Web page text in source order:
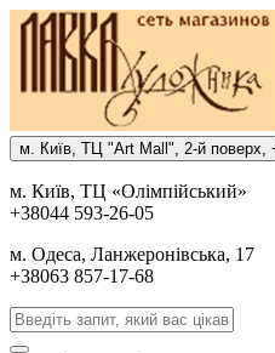
м. Киïв, ТЦ "Art Mall", 2-й поверх,
м. Киïв, ТЦ «Олiмпiйський»
+38044 593-26-05
м. Одеса, Ланжеронiвська, 17
+38063 857-17-68